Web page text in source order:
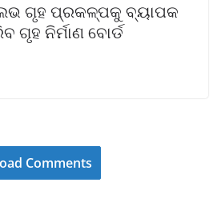
ଗୃହ ପ୍ରକଳ୍ପକୁ ବ୍ୟାପକ
ଗୃହ ନିର୍ମାଣ ବୋର୍ଡ
Comments